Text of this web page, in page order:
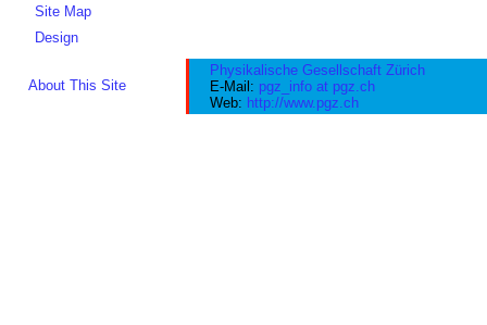
Site Map
Design
About This Site
Physikalische Gesellschaft Zürich
E-Mail: pgz_info at pgz.ch
Web: http://www.pgz.ch